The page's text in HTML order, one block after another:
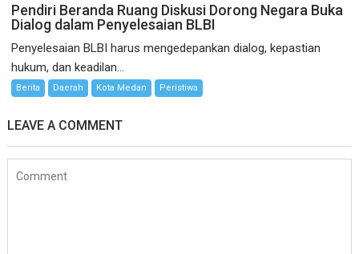
Pendiri Beranda Ruang Diskusi Dorong Negara Buka
Dialog dalam Penyelesaian BLBI
Penyelesaian BLBI harus mengedepankan dialog, kepastian
hukum, dan keadilan...
Berita Daerah Kota Medan Peristiwa
LEAVE A COMMENT